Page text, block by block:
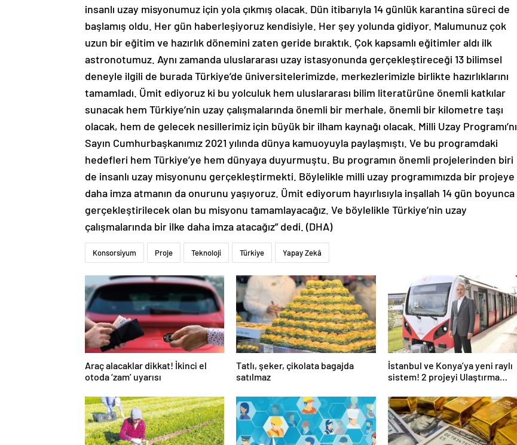
insanlı uzay misyonumuz için yola çıkmış olacak. Dün itibarıyla 14 günlük karantina süreci de
başlamış oldu. Her gün haberleşiyoruz kendisiyle. Her şey yolunda gidiyor. Malumunuz çok
uzun bir eğitim ve hazırlık dönemini zaten geride bıraktık. Çok kapsamlı eğitimler aldı ilk
astronotumuz. Aynı zamanda uluslararası uzay istasyonunda gerçekleştireceği 13 bilimsel
deneyle ilgili de burada Türkiye’de üniversitelerimizde, merkezlerimizle birlikte hazırlıklarını
tamamladı. Ümit ediyoruz ki bu yolculuk hem uluslararası bilim literatürüne önemli katkılar
sunacak hem Türkiye’nin uzay çalışmalarında önemli bir merhale, önemli bir kilometre taşı
olacak, hem de gelecek nesillerimiz için büyük bir ilham kaynağı olacak. Milli Uzay Programı’nı
Sayın Cumhurbaşkanımız 2021 yılında dünya kamuoyuyla paylaşmıştı. Ve bu programdaki
hedefleri hem Türkiye’ye hem dünyaya duyurmuştu. Bu programın önemli projelerinden biri
de insanlı uzay misyonunu gerçekleştirmekti. Böylelikle milli uzay programımızda bir projeye
daha imza atmanın da onurunu yaşıyoruz. Ümit ediyorum hayırlısıyla inşallah 14 gün boyunca
gerçekleştirilecek olan bu misyonu tamamlayacağız. Ve böylelikle Türkiye’nin uzay
çalışmalarında bir ilke daha imza atacağız” dedi. (DHA)
Konsorsiyum Proje Teknoloji Türkiye Yapay Zekâ
Araç alacaklar dikkat! İkinci el
otoda ‘zam’ uyarısı
Tatlı, şeker, çikolata bagajda
satılmaz
İstanbul ve Konya’ya yeni raylı
sistem! 2 projeyi Ulaştırma